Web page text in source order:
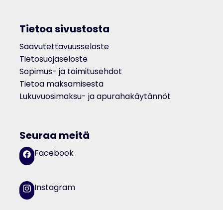
Tietoa sivustosta
Saavutettavuusseloste
Tietosuojaseloste
Sopimus- ja toimitusehdot
Tietoa maksamisesta
Lukuvuosimaksu- ja apurahakäytännöt
Seuraa meitä
Facebook
Instagram